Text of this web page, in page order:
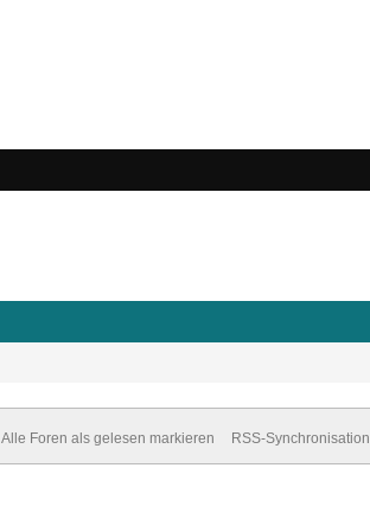
Alle Foren als gelesen markieren RSS-Synchronisation